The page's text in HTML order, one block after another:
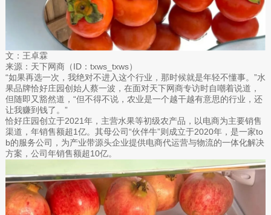
文：王卓霖
来源：天下网商（ID：txws_txws）
“如果再选一次，我绝对不进入这个行业，那时候就是年轻不懂事。”水
果品牌恰好庄园创始人蔡一波，在面对天下网商专访时自嘲着说道，
但随即又豁然道，“但不得不说，农业是一个越干越有意思的行业，还
让我赚到钱了。”
恰好庄园创立于2021年，主营水果等初级农产品，以电商为主要销售
渠道，年销售额超1亿。其母公司“伙伴牛”则成立于2020年，是一家to
b的服务公司，为产业带源头企业提供电商代运营与物流的一体化解决
方案，公司年销售额超10亿。